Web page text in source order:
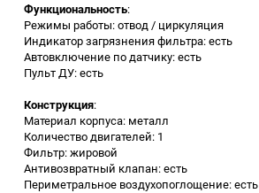
Гидроаккумуляторы и
расширительные баки
Вытяжная вентиляция
Вибротехника
Бетономешалки
Функциональность:
Режимы работы: отвод / циркуляция
Индикатор загрязнения фильтра: есть
Автовключение по датчику: есть
Пульт ДУ: есть
Конструкция:
Материал корпуса: металл
Количество двигателей: 1
Фильтр: жировой
Антивозвратный клапан: есть
Периметральное воздухопоглощение: есть